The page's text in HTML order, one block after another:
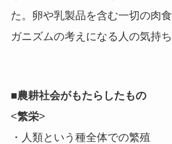
た。卵や乳製品を含む一切の肉
ガニズムの考えになる人の気持ち
■農耕社会がもたらしたもの
<繁栄>
・人類という種全体での繁殖